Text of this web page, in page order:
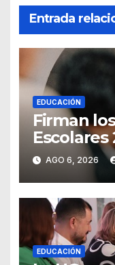
Entrada
EDUCACIÓN
Firman
Escolares
AGO 6, 2026
EDUCACIÓN